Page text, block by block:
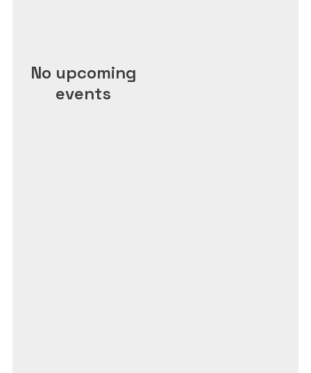
No upcoming
events